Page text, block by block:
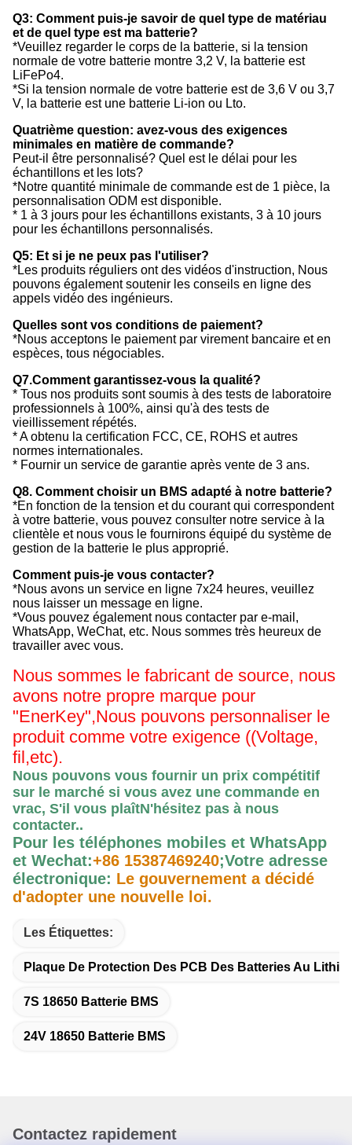
Q3: Comment puis-je savoir de quel type de matériau
et de quel type est ma batterie?
*Veuillez regarder le corps de la batterie, si la tension
normale de votre batterie montre 3,2 V, la batterie est
LiFePo4.
*Si la tension normale de votre batterie est de 3,6 V ou 3,7
V, la batterie est une batterie Li-ion ou Lto.
Quatrième question: avez-vous des exigences
minimales en matière de commande?
Peut-il être personnalisé? Quel est le délai pour les
échantillons et les lots?
*Notre quantité minimale de commande est de 1 pièce, la
personnalisation ODM est disponible.
* 1 à 3 jours pour les échantillons existants, 3 à 10 jours
pour les échantillons personnalisés.
Q5: Et si je ne peux pas l'utiliser?
*Les produits réguliers ont des vidéos d'instruction, Nous
pouvons également soutenir les conseils en ligne des
appels vidéo des ingénieurs.
Quelles sont vos conditions de paiement?
*Nous acceptons le paiement par virement bancaire et en
espèces, tous négociables.
Q7.Comment garantissez-vous la qualité?
* Tous nos produits sont soumis à des tests de laboratoire
professionnels à 100%, ainsi qu'à des tests de
vieillissement répétés.
* A obtenu la certification FCC, CE, ROHS et autres
normes internationales.
* Fournir un service de garantie après vente de 3 ans.
Q8. Comment choisir un BMS adapté à notre batterie?
*En fonction de la tension et du courant qui correspondent
à votre batterie, vous pouvez consulter notre service à la
clientèle et nous vous le fournirons équipé du système de
gestion de la batterie le plus approprié.
Comment puis-je vous contacter?
*Nous avons un service en ligne 7x24 heures, veuillez
nous laisser un message en ligne.
*Vous pouvez également nous contacter par e-mail,
WhatsApp, WeChat, etc. Nous sommes très heureux de
travailler avec vous.
Nous sommes le fabricant de source, nous
avons notre propre marque pour
"EnerKey",Nous pouvons personnaliser le
produit comme votre exigence ((Voltage,
fil,etc).
Nous pouvons vous fournir un prix compétitif
sur le marché si vous avez une commande en
vrac, S'il vous plaîtN'hésitez pas à nous
contacter..
Pour les téléphones mobiles et WhatsApp
et Wechat:+86 15387469240;Votre adresse
électronique: Le gouvernement a décidé
d'adopter une nouvelle loi.
Les Étiquettes:
Plaque De Protection Des PCB Des Batteries Au
7S 18650 Batterie BMS
24V 18650 Batterie BMS
Contactez rapidement